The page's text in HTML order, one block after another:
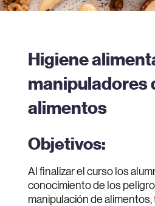
Higiene
manipuladores
alimentos
Objetivos:
Al finalizar el curso los
conocimiento de los
manipulación de